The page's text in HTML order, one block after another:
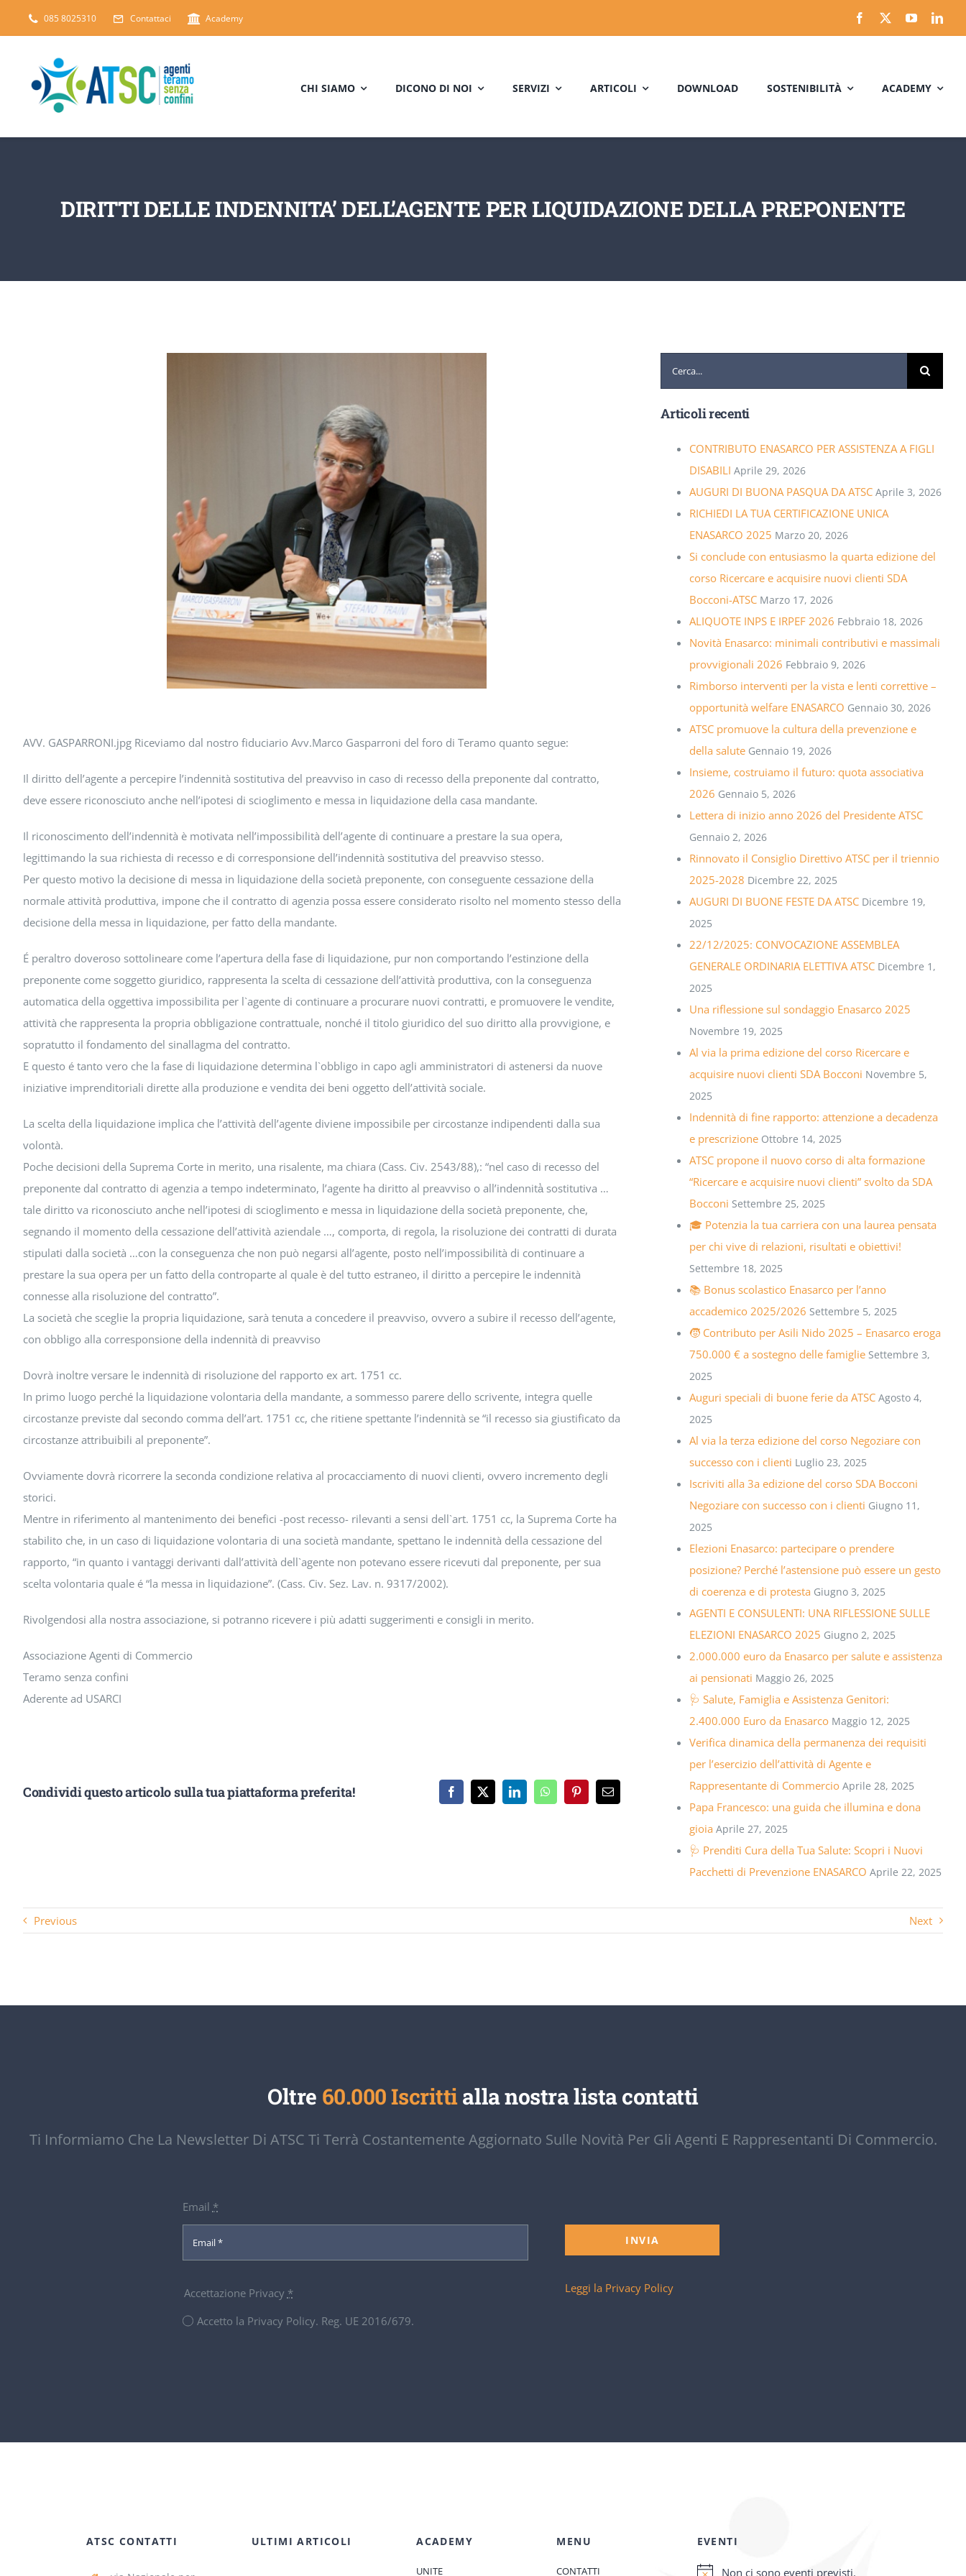
085 8025310 Contattaci Academy
CHI SIAMO DICONO DI NOI SERVIZI ARTICOLI DOWNLOAD SOSTENIBILITÀ ACADEMY
DIRITTI DELLE INDENNITA’ DELL’AGENTE PER LIQUIDAZIONE DELLA PREPONENTE
AVV. GASPARRONI.jpg Riceviamo dal nostro fiduciario Avv.Marco Gasparroni del foro di Teramo quanto segue:
Il diritto dell’agente a percepire l’indennità sostitutiva del preavviso in caso di recesso della preponente dal contratto,
deve essere riconosciuto anche nell’ipotesi di scioglimento e messa in liquidazione della casa mandante.
Il riconoscimento dell’indennità è motivata nell’impossibilità dell’agente di continuare a prestare la sua opera,
legittimando la sua richiesta di recesso e di corresponsione dell’indennità sostitutiva del preavviso stesso.
Per questo motivo la decisione di messa in liquidazione della società preponente, con conseguente cessazione della
normale attività produttiva, impone che il contratto di agenzia possa essere considerato risolto nel momento stesso della
decisione della messa in liquidazione, per fatto della mandante.
É peraltro doveroso sottolineare come l’apertura della fase di liquidazione, pur non comportando l’estinzione della
preponente come soggetto giuridico, rappresenta la scelta di cessazione dell’attività produttiva, con la conseguenza
automatica della oggettiva impossibilita per l`agente di continuare a procurare nuovi contratti, e promuovere le vendite,
attività che rappresenta la propria obbligazione contrattuale, nonché il titolo giuridico del suo diritto alla provvigione, e
sopratutto il fondamento del sinallagma del contratto.
E questo é tanto vero che la fase di liquidazione determina l`obbligo in capo agli amministratori di astenersi da nuove
iniziative imprenditoriali dirette alla produzione e vendita dei beni oggetto dell’attività sociale.
La scelta della liquidazione implica che l’attività dell’agente diviene impossibile per circostanze indipendenti dalla sua
volontà.
Poche decisioni della Suprema Corte in merito, una risalente, ma chiara (Cass. Civ. 2543/88),: “nel caso di recesso del
preponente dal contratto di agenzia a tempo indeterminato, l’agente ha diritto al preavviso o all’indennità̀ sostitutiva …
tale diritto va riconosciuto anche nell’ipotesi di scioglimento e messa in liquidazione della società preponente, che,
segnando il momento della cessazione dell’attività aziendale …, comporta, di regola, la risoluzione dei contratti di durata
stipulati dalla società …con la conseguenza che non può negarsi all’agente, posto nell’impossibilità di continuare a
prestare la sua opera per un fatto della controparte al quale è del tutto estraneo, il diritto a percepire le indennità
connesse alla risoluzione del contratto”.
La società che sceglie la propria liquidazione, sarà tenuta a concedere il preavviso, ovvero a subire il recesso dell’agente,
con obbligo alla corresponsione della indennità di preavviso
Dovrà inoltre versare le indennità di risoluzione del rapporto ex art. 1751 cc.
In primo luogo perché la liquidazione volontaria della mandante, a sommesso parere dello scrivente, integra quelle
circostanze previste dal secondo comma dell’art. 1751 cc, che ritiene spettante l’indennità se “il recesso sia giustificato da
circostanze attribuibili al preponente”.
Ovviamente dovrà ricorrere la seconda condizione relativa al procacciamento di nuovi clienti, ovvero incremento degli
storici.
Mentre in riferimento al mantenimento dei benefici -post recesso- rilevanti a sensi dell`art. 1751 cc, la Suprema Corte ha
stabilito che, in un caso di liquidazione volontaria di una società mandante, spettano le indennità della cessazione del
rapporto, “in quanto i vantaggi derivanti dall’attività dell`agente non potevano essere ricevuti dal preponente, per sua
scelta volontaria quale é “la messa in liquidazione”. (Cass. Civ. Sez. Lav. n. 9317/2002).
Rivolgendosi alla nostra associazione, si potranno ricevere i più adatti suggerimenti e consigli in merito.
Associazione Agenti di Commercio
Teramo senza confini
Aderente ad USARCI
Condividi questo articolo sulla tua piattaforma preferita!
Articoli recenti
CONTRIBUTO ENASARCO PER ASSISTENZA A FIGLI
DISABILI Aprile 29, 2026
AUGURI DI BUONA PASQUA DA ATSC Aprile 3, 2026
RICHIEDI LA TUA CERTIFICAZIONE UNICA
ENASARCO 2025 Marzo 20, 2026
Si conclude con entusiasmo la quarta edizione del
corso Ricercare e acquisire nuovi clienti SDA
Bocconi-ATSC Marzo 17, 2026
ALIQUOTE INPS E IRPEF 2026 Febbraio 18, 2026
Novità Enasarco: minimali contributivi e massimali
provvigionali 2026 Febbraio 9, 2026
Rimborso interventi per la vista e lenti correttive –
opportunità welfare ENASARCO Gennaio 30, 2026
ATSC promuove la cultura della prevenzione e
della salute Gennaio 19, 2026
Insieme, costruiamo il futuro: quota associativa
2026 Gennaio 5, 2026
Lettera di inizio anno 2026 del Presidente ATSC
Gennaio 2, 2026
Rinnovato il Consiglio Direttivo ATSC per il triennio
2025-2028 Dicembre 22, 2025
AUGURI DI BUONE FESTE DA ATSC Dicembre 19,
2025
22/12/2025: CONVOCAZIONE ASSEMBLEA
GENERALE ORDINARIA ELETTIVA ATSC Dicembre 1,
2025
Una riflessione sul sondaggio Enasarco 2025
Novembre 19, 2025
Al via la prima edizione del corso Ricercare e
acquisire nuovi clienti SDA Bocconi Novembre 5,
2025
Indennità di fine rapporto: attenzione a decadenza
e prescrizione Ottobre 14, 2025
ATSC propone il nuovo corso di alta formazione
“Ricercare e acquisire nuovi clienti” svolto da SDA
Bocconi Settembre 25, 2025
🎓 Potenzia la tua carriera con una laurea pensata
per chi vive di relazioni, risultati e obiettivi!
Settembre 18, 2025
📚 Bonus scolastico Enasarco per l’anno
accademico 2025/2026 Settembre 5, 2025
🧒 Contributo per Asili Nido 2025 – Enasarco eroga
750.000 € a sostegno delle famiglie Settembre 3,
2025
Auguri speciali di buone ferie da ATSC Agosto 4,
2025
Al via la terza edizione del corso Negoziare con
successo con i clienti Luglio 23, 2025
Iscriviti alla 3a edizione del corso SDA Bocconi
Negoziare con successo con i clienti Giugno 11,
2025
Elezioni Enasarco: partecipare o prendere
posizione? Perché l’astensione può essere un gesto
di coerenza e di protesta Giugno 3, 2025
AGENTI E CONSULENTI: UNA RIFLESSIONE SULLE
ELEZIONI ENASARCO 2025 Giugno 2, 2025
2.000.000 euro da Enasarco per salute e assistenza
ai pensionati Maggio 26, 2025
🩺 Salute, Famiglia e Assistenza Genitori:
2.400.000 Euro da Enasarco Maggio 12, 2025
Verifica dinamica della permanenza dei requisiti
per l’esercizio dell’attività di Agente e
Rappresentante di Commercio Aprile 28, 2025
Papa Francesco: una guida che illumina e dona
gioia Aprile 27, 2025
🩺 Prenditi Cura della Tua Salute: Scopri i Nuovi
Pacchetti di Prevenzione ENASARCO Aprile 22, 2025
Previous Next
Oltre 60.000 Iscrittialla nostra lista contatti
Ti Informiamo Che La Newsletter Di ATSC Ti Terrà Costantemente Aggiornato Sulle Novità Per Gli Agenti E Rappresentanti Di Commercio.
Email *
Accettazione Privacy *
Accetto la Privacy Policy. Reg. UE 2016/679.
INVIA
Leggi la Privacy Policy
ATSC CONTATTI ULTIMI ARTICOLI ACADEMY
UNITE
MENU
CONTATTI
EVENTI
Non ci sono eventi previsti.